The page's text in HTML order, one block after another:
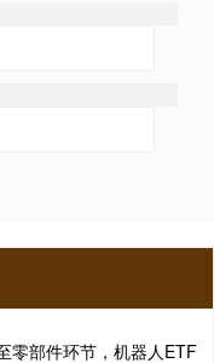
零部件环节，机器人ETF